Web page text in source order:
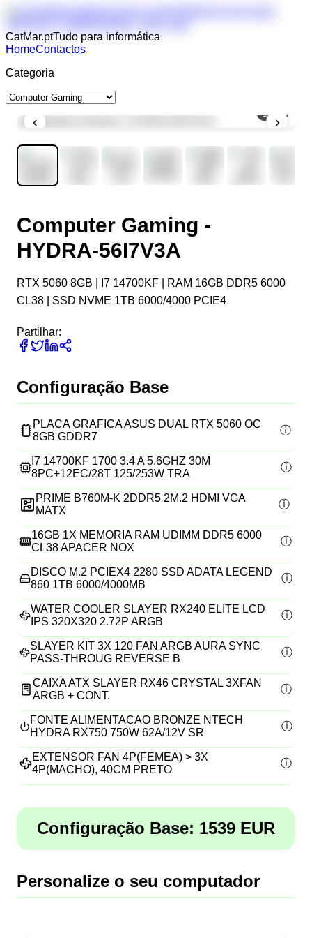
CatMar.ptTudo para informática
HomeContactos
Categoria
‹ ›
1/
Computer Gaming -
HYDRA-56I7V3A
RTX 5060 8GB | I7 14700KF | RAM 16GB DDR5 6000
CL38 | SSD NVME 1TB 6000/4000 PCIE4
Partilhar:
Configuração Base
PLACA GRAFICA ASUS DUAL RTX 5060 OC
8GB GDDR7
I7 14700KF 1700 3.4 A 5.6GHZ 30M
8PC+12EC/28T 125/253W TRA
PRIME B760M-K 2DDR5 2M.2 HDMI VGA
MATX
16GB 1X MEMORIA RAM UDIMM DDR5 6000
CL38 APACER NOX
DISCO M.2 PCIEX4 2280 SSD ADATA LEGEND
860 1TB 6000/4000MB
WATER COOLER SLAYER RX240 ELITE LCD
IPS 320X320 2.72P ARGB
SLAYER KIT 3X 120 FAN ARGB AURA SYNC
PASS-THROUG REVERSE B
CAIXA ATX SLAYER RX46 CRYSTAL 3XFAN
ARGB + CONT.
FONTE ALIMENTACAO BRONZE NTECH
HYDRA RX750 750W 62A/12V SR
EXTENSOR FAN 4P(FEMEA) > 3X
4P(MACHO), 40CM PRETO
Configuração Base: 1539 EUR
Personalize o seu computador